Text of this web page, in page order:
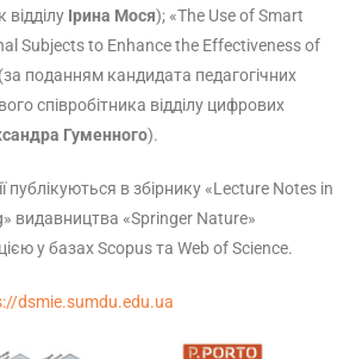
відділу Ірина Мося); «The Use of Smart
Subjects to Enhance the Effectiveness of
поданням кандидата педагогічних
співробітника відділу цифрових
Гуменного).
публікуються в збірнику «Lecture Notes in
видавництва «Springer Nature»
у базах Scopus та Web of Science.
dsmie.sumdu.edu.ua